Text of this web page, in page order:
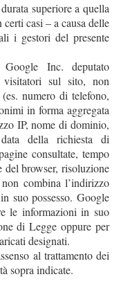
superiore a quella
casi – a causa delle
i gestori del presente
Inc. deputato
visitatori sul sito, non
numero di telefono,
in forma aggregata
IP, nome di dominio,
della richiesta di
consultate, tempo
del browser, risoluzione
combina l’indirizzo
suo possesso. Google
le informazioni in suo
di Legge oppure per
designati.
al trattamento dei
sopra indicate.